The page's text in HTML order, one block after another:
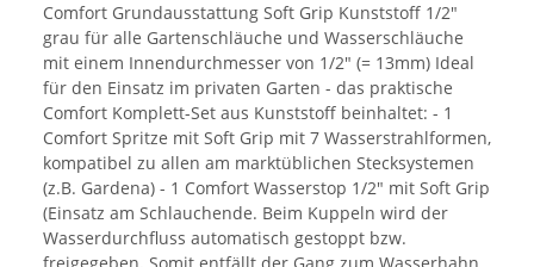
Comfort Grundausstattung Soft Grip Kunststoff 1/2"
grau für alle Gartenschläuche und Wasserschläuche
mit einem Innendurchmesser von 1/2" (= 13mm) Ideal
für den Einsatz im privaten Garten - das praktische
Comfort Komplett-Set aus Kunststoff beinhaltet: - 1
Comfort Spritze mit Soft Grip mit 7 Wasserstrahlformen,
kompatibel zu allen am marktüblichen Stecksystemen
(z.B. Gardena) - 1 Comfort Wasserstop 1/2" mit Soft Grip
(Einsatz am Schlauchende. Beim Kuppeln wird der
Wasserdurchfluss automatisch gestoppt bzw.